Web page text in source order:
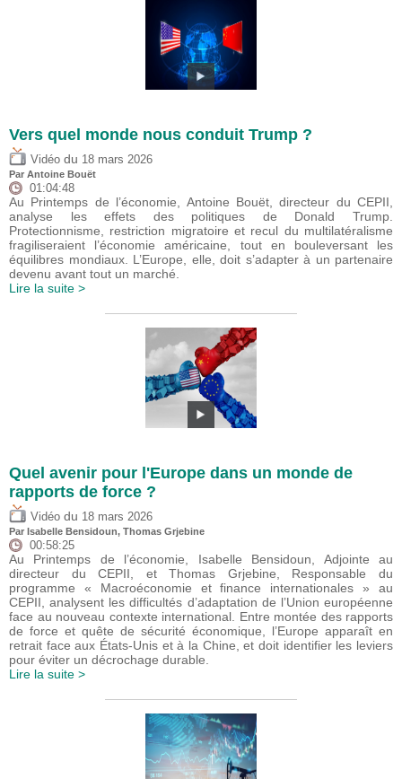
Vers quel monde nous conduit Trump ?
Vidéo du 18 mars 2026
Par Antoine Bouët
01:04:48
Au Printemps de l’économie, Antoine Bouët, directeur du CEPII,
analyse les effets des politiques de Donald Trump.
Protectionnisme, restriction migratoire et recul du multilatéralisme
fragiliseraient l’économie américaine, tout en bouleversant les
équilibres mondiaux. L’Europe, elle, doit s’adapter à un partenaire
devenu avant tout un marché.
Lire la suite >
Quel avenir pour l'Europe dans un monde de
rapports de force ?
Vidéo du 18 mars 2026
Par Isabelle Bensidoun, Thomas Grjebine
00:58:25
Au Printemps de l’économie, Isabelle Bensidoun, Adjointe au
directeur du CEPII, et Thomas Grjebine, Responsable du
programme « Macroéconomie et finance internationales » au
CEPII, analysent les difficultés d’adaptation de l’Union européenne
face au nouveau contexte international. Entre montée des rapports
de force et quête de sécurité économique, l’Europe apparaît en
retrait face aux États-Unis et à la Chine, et doit identifier les leviers
pour éviter un décrochage durable.
Lire la suite >